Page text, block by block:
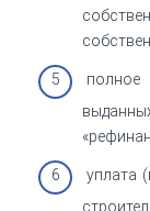
полное
уплата